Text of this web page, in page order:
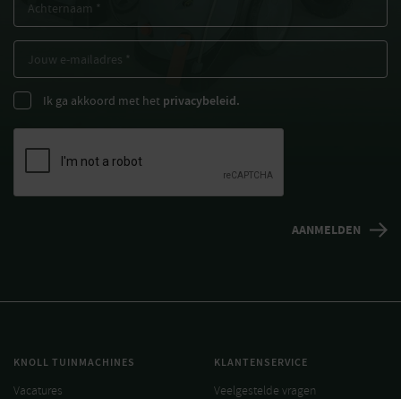
Ik ga akkoord met het privacybeleid.
KNOLL TUINMACHINES
Vacatures
KLANTENSERVICE
Veelgestelde vragen